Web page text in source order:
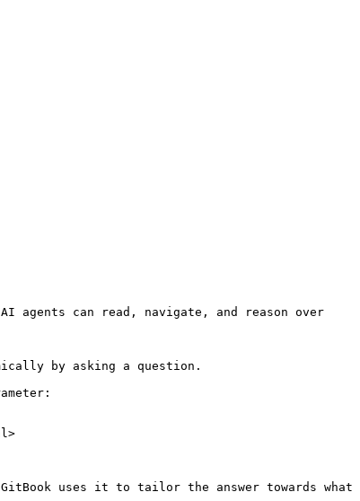
agents can read, navigate, and reason over
by asking a question.
uses it to tailor the answer towards what